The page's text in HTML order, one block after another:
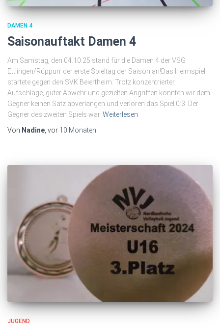
DAMEN 4
Saisonauftakt Damen 4
Am Samstag, den 04.10.25 stand für die Damen 4 der VSG
Ettlingen/Rüppurr der erste Spieltag der Saison an!Das Heimspiel
startete gegen den SVK Beiertheim: Trotz konzentrierter
Aufschläge, guter Abwehr und gezielten Angriffen konnten wir dem
Gegner keinen Satz abverlangen und verloren das Spiel 0:3. Der
Gegner des zweiten Spiels war Weiterlesen
Von Nadine, vor 10 Monaten
JUGEND